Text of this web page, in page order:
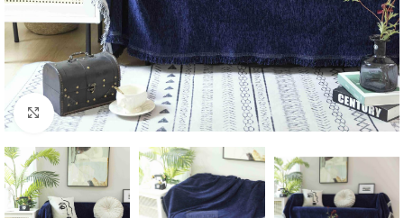
Κλικ για μεγέθυνση